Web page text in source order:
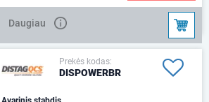
dydis - Ø30m
Daugiau
Prekės kodas:
DISPOWERBR